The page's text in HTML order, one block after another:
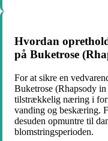
Hvordan
på Buketrose
For at sikre en
Buketrose (Rhapsody
tilstrækkelig næring i
vanding og beskæring.
desuden opmuntre til
blomstringsperioden.